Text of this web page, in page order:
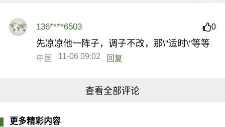
136****6503 0
先凉凉他一阵子，调子不改，那\"适时\"等等
中国 11-06 09:02 回复
查看全部评论
更多精彩内容